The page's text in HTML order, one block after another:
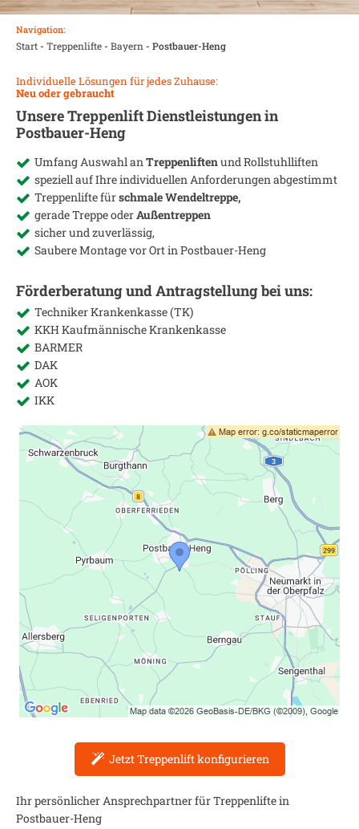
Navigation:
Start- Treppenlifte- Bayern - Postbauer-Heng
Individuelle Lösungen für jedes Zuhause:
Neu oder gebraucht
Unsere Treppenlift Dienstleistungen in
Postbauer-Heng
Umfang Auswahl anTreppenliftenund Rollstuhlliften
speziell auf Ihre individuellen Anforderungen abgestimmt
Treppenlifte fürschmale Wendeltreppe,
gerade Treppe oderAußentreppen
sicher und zuverlässig,
Saubere Montage vor Ort inPostbauer-Heng
Förderberatung und Antragstellung bei uns:
Techniker Krankenkasse (TK)
KKH Kaufmännische Krankenkasse
BARMER
DAK
AOK
IKK
Jetzt Treppenlift konfigurieren
Ihr persönlicher Ansprechpartner für Treppenlifte in
Postbauer-Heng